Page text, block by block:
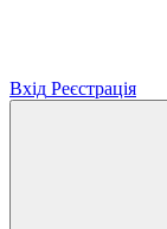
Вхід Реєстрація